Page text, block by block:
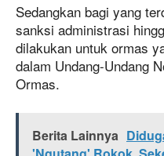
Sedangkan bagi yang
sanksi administrasi
dilakukan untuk ormas
dalam Undang-Undang
Ormas.
Berita Lainnya